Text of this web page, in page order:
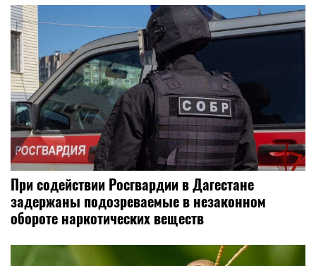
При содействии Росгвардии в Дагестане
задержаны подозреваемые в незаконном
обороте наркотических веществ